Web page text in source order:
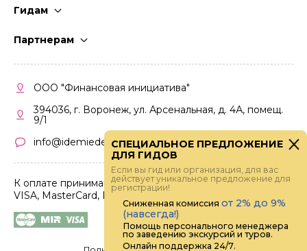
Гидам
Партнерам
Кабинет партнера
Правила участия
ООО "Финансовая инициатива"
394036, г. Воронеж, ул. Арсенальная, д. 4А, помещ.
9/1
info@idemiedem.ru
К оплате принимаются карты
VISA, MasterCard, МИР
СПЕЦИАЛЬНОЕ ПРЕДЛОЖЕНИЕ
ДЛЯ ГИДОВ
Если вы гид или организация, для вас
действует уникальное предложение для
регистрации!
Сниженная комиссия от 2% до 9%
(навсегда!)
Помощь персонального менеджера
по заведению экскурсий и туров.
Онлайн поддержка 24/7.